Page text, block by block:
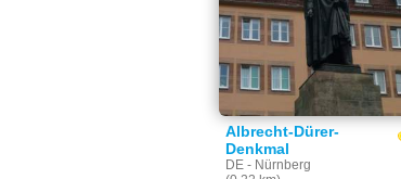
Albrecht-Dürer-
Denkmal
DE - Nürnberg